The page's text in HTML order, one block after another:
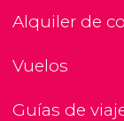
Alquiler de
Vuelos
Guías de